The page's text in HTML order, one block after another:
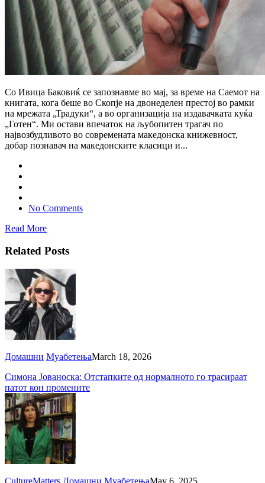
Со Ивица Баковиќ се запознавме во мај, за време на Саемот на
книгата, кога беше во Скопје на двонеделен престој во рамки
на мрежата „Традуки“, а во организација на издавачката куќа
„Готен“. Ми остави впечаток на љубопитен трагач по
највозбудливото во современата македонска книжевност,
добар познавач на македонските класици и...
No Comments
Read More
Related Posts
Домашни МуабетењаMarch 18, 2026
Симона Јованоска: Отстапките од нормалното го трасираат
патот кон промените